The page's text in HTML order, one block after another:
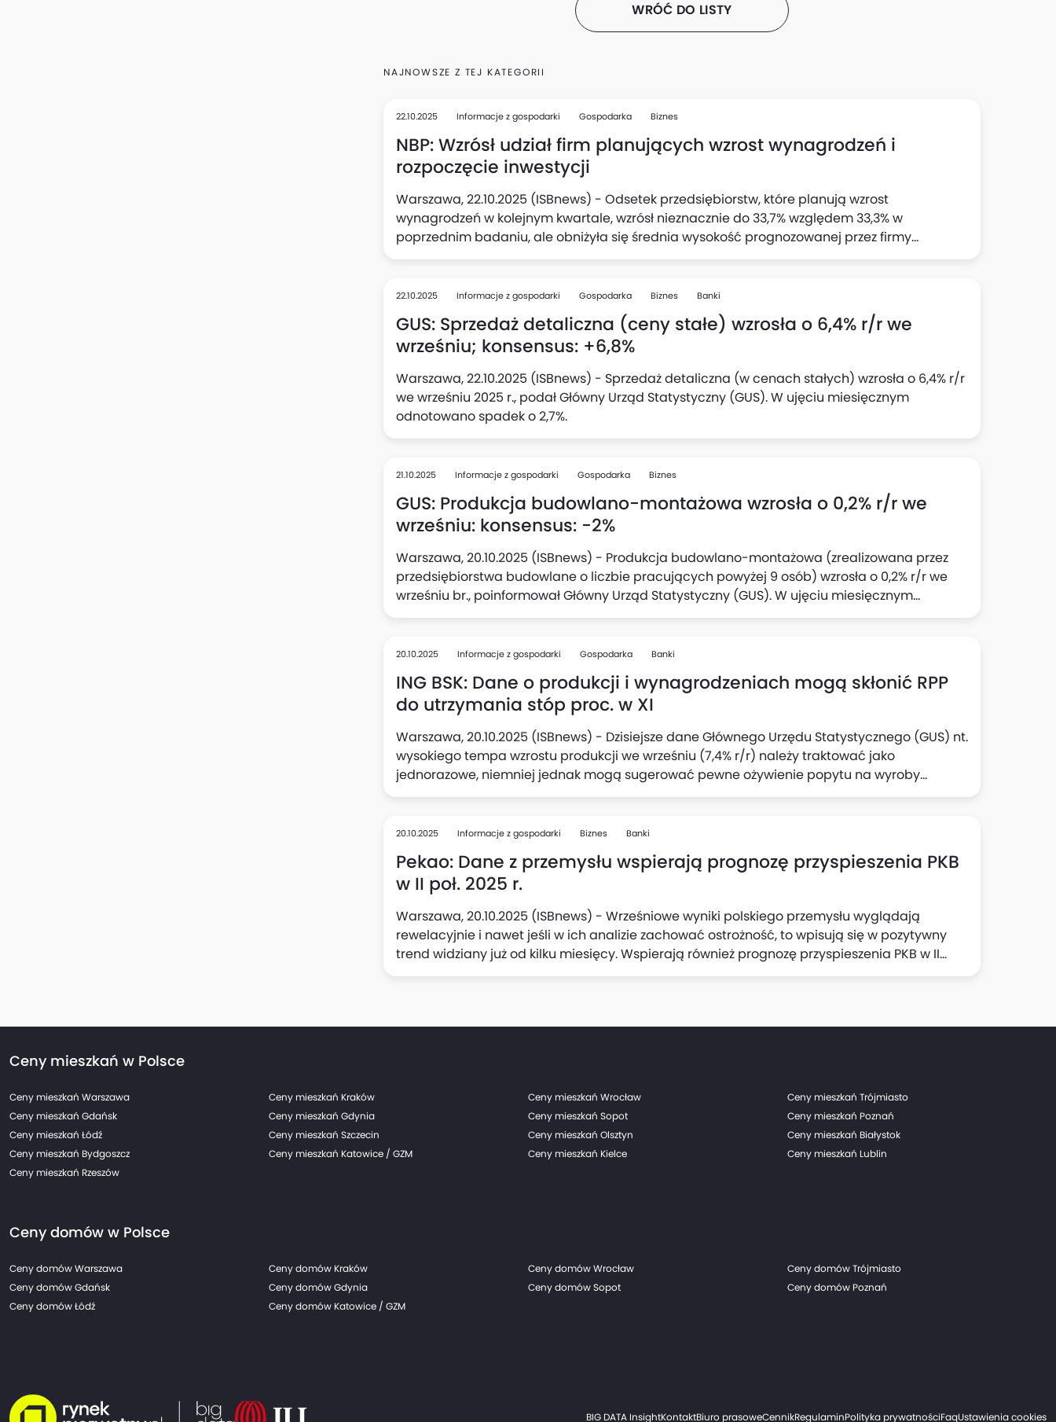
WRÓĆ DO LISTY
NAJNOWSZE Z TEJ KATEGORII
22.10.2025 Informacje z gospodarki Gospodarka Biznes
NBP: Wzrósł udział firm planujących wzrost wynagrodzeń i
rozpoczęcie inwestycji
Warszawa, 22.10.2025 (ISBnews) - Odsetek przedsiębiorstw, które planują wzrost
wynagrodzeń w kolejnym kwartale, wzrósł nieznacznie do 33,7% względem 33,3% w
poprzednim badaniu, ale obniżyła się średnia wysokość prognozowanej przez firmy
podwyżki (do 5,1%, wobec 5,3% kwartał wcześniej), wynika z "Szybkiego Monitoringu NBP". Z
deklarujących zamiar rozpoczęcia nowych inwestycji: do 23,1% względem 22% z badania w II
22.10.2025 Informacje z gospodarki Gospodarka Biznes Banki
GUS: Sprzedaż detaliczna (ceny stałe) wzrosła o 6,4% r/r we
wrześniu; konsensus: +6,8%
Warszawa, 22.10.2025 (ISBnews) - Sprzedaż detaliczna (w cenach stałych) wzrosła o 6,4% r/r
we wrześniu 2025 r., podał Główny Urząd Statystyczny (GUS). W ujęciu miesięcznym
odnotowano spadek o 2,7%.
21.10.2025 Informacje z gospodarki Gospodarka Biznes
GUS: Produkcja budowlano-montażowa wzrosła o 0,2% r/r we
wrześniu: konsensus: -2%
Warszawa, 20.10.2025 (ISBnews) - Produkcja budowlano-montażowa (zrealizowana przez
przedsiębiorstwa budowlane o liczbie pracujących powyżej 9 osób) wzrosła o 0,2% r/r we
wrześniu br., poinformował Główny Urząd Statystyczny (GUS). W ujęciu miesięcznym
odnotowano wzrost o 20,6%.
20.10.2025 Informacje z gospodarki Gospodarka Banki
ING BSK: Dane o produkcji i wynagrodzeniach mogą skłonić RPP
do utrzymania stóp proc. w XI
Warszawa, 20.10.2025 (ISBnews) - Dzisiejsze dane Głównego Urzędu Statystycznego (GUS) nt.
wysokiego tempa wzrostu produkcji we wrześniu (7,4% r/r) należy traktować jako
jednorazowe, niemniej jednak mogą sugerować pewne ożywienie popytu na wyroby
polskiego przemysłu, oceniają Adam Antoniak, Leszek Kąsek i Michał Rubaszek z Biura Analiz
w przetwórstwie oraz podwyższony wzrost wynagrodzeń w tym sektorze to czynniki, które
mogą skłonić Radę Polityki Pieniężnej (RPP) do powstrzymania się przed kolejną obniżką
stóp procentowych w listopadzie.
20.10.2025 Informacje z gospodarki Biznes Banki
Pekao: Dane z przemysłu wspierają prognozę przyspieszenia PKB
w II poł. 2025 r.
Warszawa, 20.10.2025 (ISBnews) - Wrześniowe wyniki polskiego przemysłu wyglądają
rewelacyjnie i nawet jeśli w ich analizie zachować ostrożność, to wpisują się w pozytywny
trend widziany już od kilku miesięcy. Wspierają również prognozę przyspieszenia PKB w II
połowie tego roku, uważa Departament Analiz Makroekonomicznych Banku Pekao. Dzisiejsza
Ceny mieszkań w Polsce
Ceny mieszkań Warszawa Ceny mieszkań Kraków Ceny mieszkań Wrocław
Ceny mieszkań Trójmiasto
Ceny mieszkań Gdańsk
Ceny mieszkań Gdynia Ceny mieszkań Sopot
Ceny mieszkań Poznań
Ceny mieszkań Łódź
Ceny mieszkań Szczecin Ceny mieszkań Olsztyn
Ceny mieszkań Białystok
Ceny mieszkań Bydgoszcz
Ceny mieszkań Katowice / GZM Ceny mieszkań Kielce
Ceny mieszkań Lublin
Ceny mieszkań Rzeszów
Ceny domów w Polsce
Ceny domów Warszawa Ceny domów Kraków Ceny domów Wrocław
Ceny domów Trójmiasto
Ceny domów Gdańsk
Ceny domów Gdynia Ceny domów Sopot
Ceny domów Poznań
Ceny domów Łódź
Ceny domów Katowice / GZM
BIG DATA InsightKontaktBiuro prasoweCennikRegulaminPolityka prywatnościFaqUstawienia cookies